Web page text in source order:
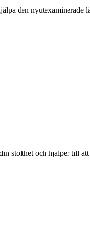
den nyutexaminerade
stolthet och hjälper till